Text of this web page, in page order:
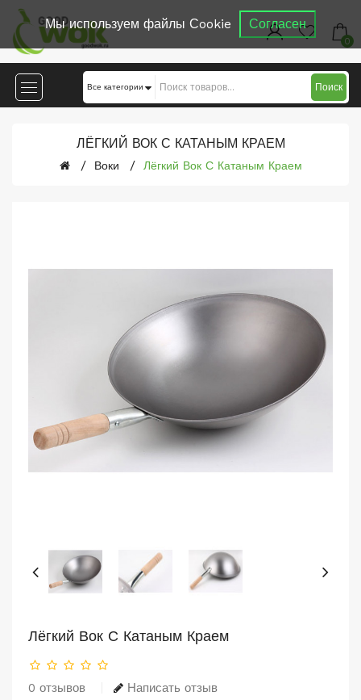
0
Поиск
ЛЁГКИЙ ВОК С КАТАНЫМ КРАЕМ
Воки Лёгкий Вок С Катаным Краем
Мы используем файлы Сookie Согласен
Лёгкий Вок С Катаным Краем
0 отзывов Написать отзыв